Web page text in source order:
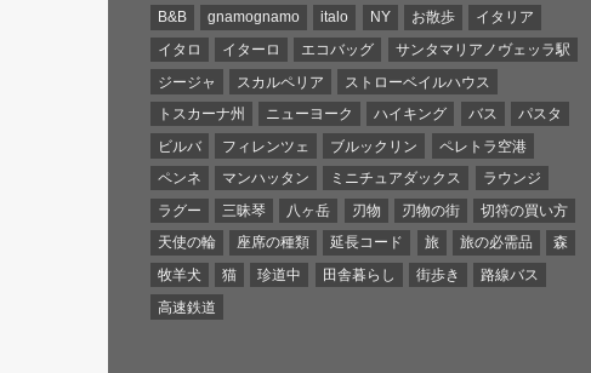
B&B gnamognamo italo NY お散歩
イタリア
イタロ
イターロ エコバッグ
サンタマリアノヴェッラ駅
ジージャ
スカルペリア
ストローベイルハウス
トスカーナ州
ニューヨーク ハイキング バス
パスタ
ビルバ
フィレンツェ ブルックリン
ペレトラ空港
ペンネ
マンハッタン ミニチュアダックス
ラウンジ
ラグー
三昧琴 八ヶ岳 刃物 刃物の街
切符の買い方
天使の輪
座席の種類 延長コード 旅 旅の必需品
森
牧羊犬
猫 珍道中 田舎暮らし 街歩き
路線バス
高速鉄道